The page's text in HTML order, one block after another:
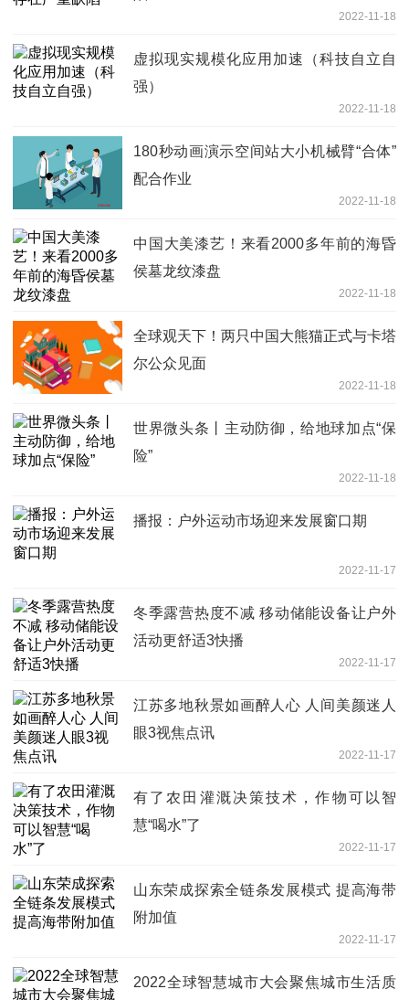
2022-11-18
虚拟现实规模化应用加速（科技自立自
强）
2022-11-18
180秒动画演示空间站大小机械臂“合体”
配合作业
2022-11-18
中国大美漆艺！来看2000多年前的海昏
侯墓龙纹漆盘
2022-11-18
全球观天下！两只中国大熊猫正式与卡塔
尔公众见面
2022-11-18
世界微头条丨主动防御，给地球加点“保
险”
2022-11-18
播报：户外运动市场迎来发展窗口期
2022-11-17
冬季露营热度不减 移动储能设备让户外
活动更舒适3快播
2022-11-17
江苏多地秋景如画醉人心 人间美颜迷人
眼3视焦点讯
2022-11-17
有了农田灌溉决策技术，作物可以智
慧“喝水”了
2022-11-17
山东荣成探索全链条发展模式 提高海带
附加值
2022-11-17
2022全球智慧城市大会聚焦城市生活质